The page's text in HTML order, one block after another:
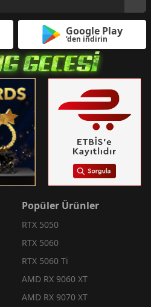
Google Play
'den indirin
Popüler Ürünler
RTX 5050
RTX 5060
RTX 5060 Ti
AMD RX 9060 XT
AMD RX 9070 XT